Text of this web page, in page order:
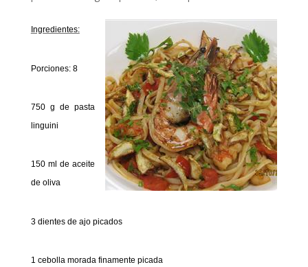
Ingredientes:
Porciones: 8
750 g de pasta
linguini
150 ml de aceite
de oliva
3 dientes de ajo picados
1 cebolla morada finamente picada